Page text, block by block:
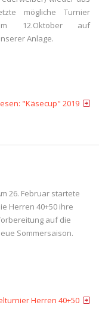
mögliche Turnier
12.Oktober auf
Anlage.
"Käsecup" 2019
26. Februar startete
Herren 40+50 ihre
auf die
Sommersaison.
Herren 40+50